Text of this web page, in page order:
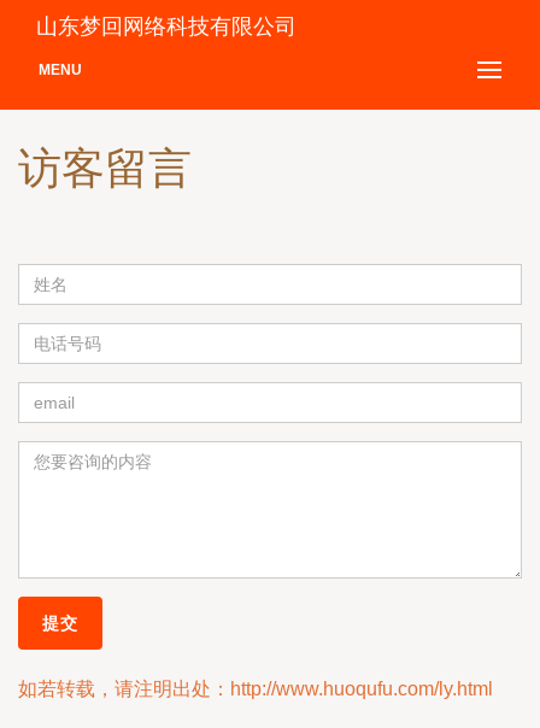
山东梦回网络科技有限公司
MENU
访客留言
如若转载，请注明出处：http://www.huoqufu.com/ly.html